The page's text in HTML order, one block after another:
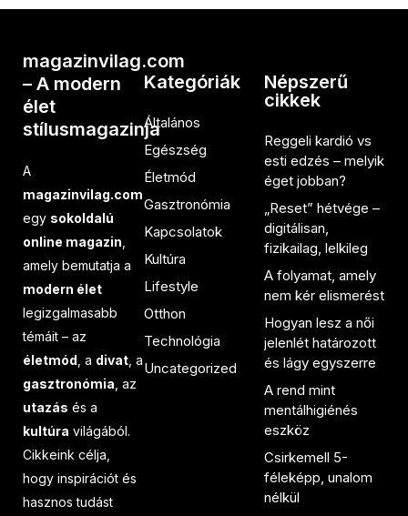
magazinvilag.com
– A modern
élet
stílusmagazinja
A
magazinvilag.com
egy sokoldalú
online magazin
amely bemutatja a
modern élet
legizgalmasabb
témáit – az
életmód , a divat , a
gasztronómia , az
utazás és a
kultúra világából.
Cikkeink célja,
hogy inspirációt és
hasznos tudást
Kategóriák
Általános
Egészség
Életmód
Gasztronómia
Kapcsolatok
Kultúra
Lifestyle
Otthon
Technológia
Uncategorized
Népszerű
cikkek
Reggeli kardió vs
esti edzés – melyik
éget jobban?
„Reset” hétvége –
digitálisan,
fizikailag, lelkileg
A folyamat, amely
nem kér elismerést
Hogyan lesz a női
jelenlét határozott
és lágy egyszerre
A rend mint
mentálhigiénés
eszköz
Csirkemell 5-
féleképp, unalom
nélkül